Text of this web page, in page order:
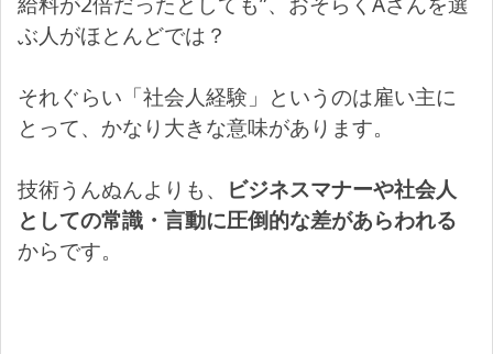
ぶ人がほとんどでは？
それぐらい「社会人経験」というのは雇い主に
とって、かなり大きな意味があります。
技術うんぬんよりも、
ビジネスマナーや社会人
としての常識・言動に圧倒的な差があらわれる
からです。